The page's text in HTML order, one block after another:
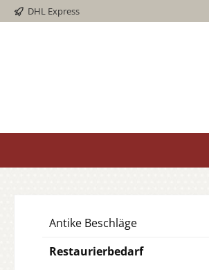
Zur Hauptnavigation springen
DHL Express
Antike Beschläge
Restaurierbedarf